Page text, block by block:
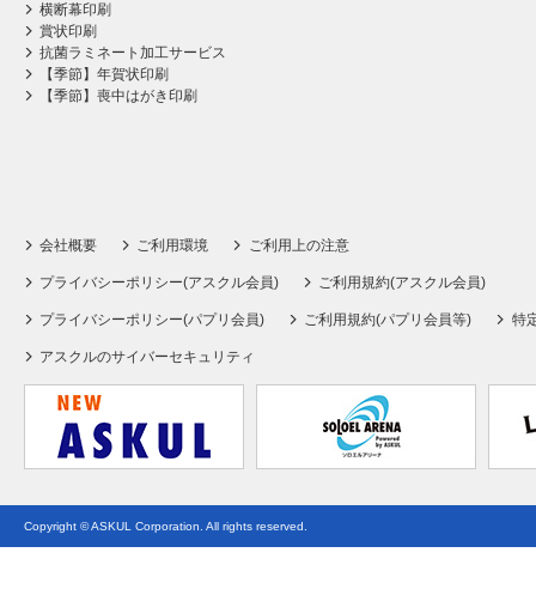
横断幕印刷
賞状印刷
抗菌ラミネート加工サービス
【季節】年賀状印刷
【季節】喪中はがき印刷
会社概要 ご利用環境 ご利用上の注意
プライバシーポリシー(アスクル会員) ご利用規約(アスクル会員)
プライバシーポリシー(パプリ会員) ご利用規約(パプリ会員等) 特
アスクルのサイバーセキュリティ
Copyright © ASKUL Corporation. All rights reserved.